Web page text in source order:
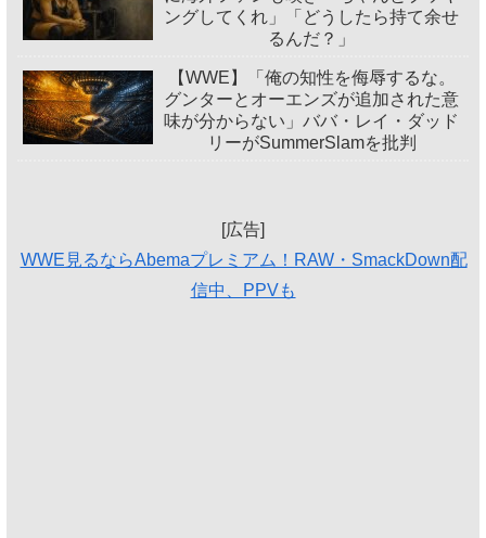
ングしてくれ」「どうしたら持て余せ
るんだ？」
【WWE】「俺の知性を侮辱するな。
グンターとオーエンズが追加された意
味が分からない」ババ・レイ・ダッド
リーがSummerSlamを批判
[広告]
WWE見るならAbemaプレミアム！RAW・SmackDown配
信中、PPVも